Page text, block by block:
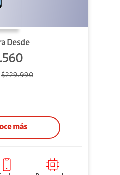
Desde
$229.990
más